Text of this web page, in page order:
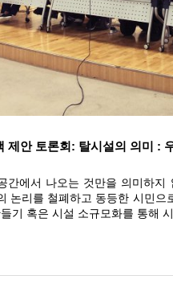
안 토론회: 탈시설의 의미 :
간에서 나오는 것만을 의미하
논리를 철폐하고 동등한 시민
기 혹은 시설 소규모화를 통해